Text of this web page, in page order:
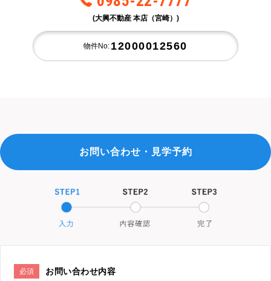
(大興不動産 本店（宮崎）)
物件No: 12000012560
お問い合わせ・見学予約
必須 お問い合わせ内容